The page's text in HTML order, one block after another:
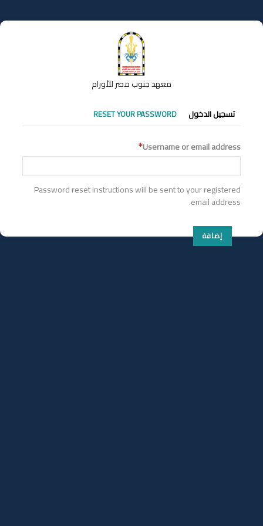
إلى
المحتوى
معهد جنوب مصر للأورام
التبويبات
الأساسية
تسجيل الدخول RESET YOUR PASSWORD
Username or email address
Password reset instructions will be sent to your registered
email address.